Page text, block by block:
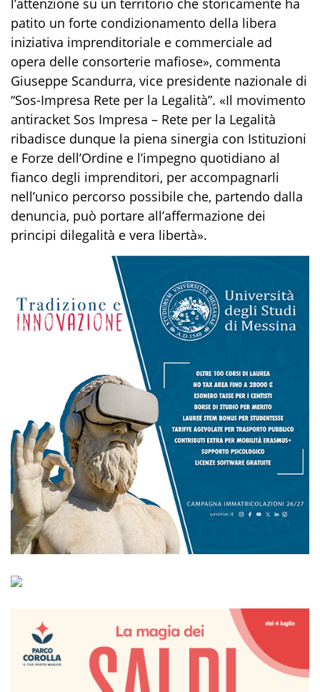
l’attenzione su un territorio che storicamente ha
patito un forte condizionamento della libera
iniziativa imprenditoriale e commerciale ad
opera delle consorterie mafiose», commenta
Giuseppe Scandurra, vice presidente nazionale di
“Sos-Impresa Rete per la Legalità”. «Il movimento
antiracket Sos Impresa – Rete per la Legalità
ribadisce dunque la piena sinergia con Istituzioni
e Forze dell’Ordine e l’impegno quotidiano al
fianco degli imprenditori, per accompagnarli
nell’unico percorso possibile che, partendo dalla
denuncia, può portare all’affermazione dei
principi dilegalità e vera libertà».